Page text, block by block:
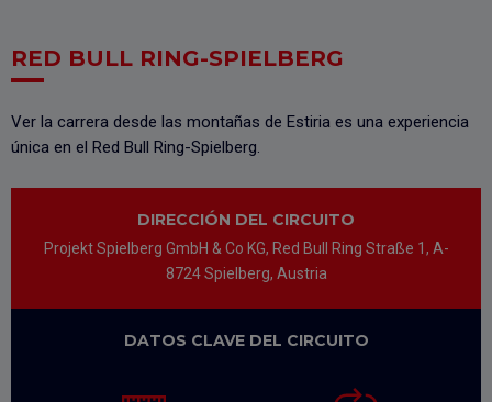
RED BULL RING-SPIELBERG
Ver la carrera desde las montañas de Estiria es una experiencia
única en el Red Bull Ring-Spielberg.
DIRECCIÓN DEL CIRCUITO
Projekt Spielberg GmbH & Co KG, Red Bull Ring Straße 1, A-
8724 Spielberg, Austria
DATOS CLAVE DEL CIRCUITO